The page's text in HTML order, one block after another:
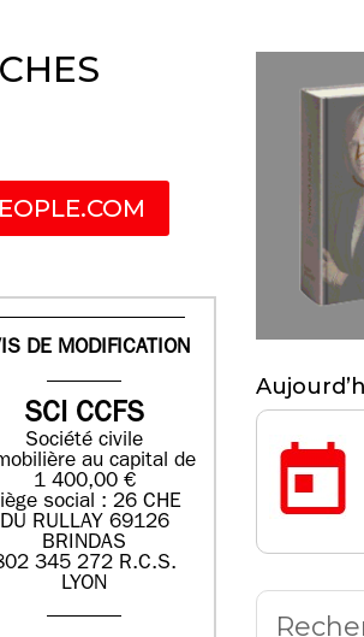
DE MODIFICATION
SCI CCFS
Société civile
au capital de
1 400,00 €
social : 26 CHE
DU RULLAY 69126
BRINDAS
345 272 R.C.S.
LYON